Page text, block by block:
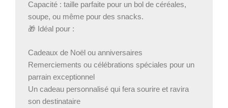
Capacité : taille parfaite pour un bol de céréales,
soupe, ou même pour des snacks.
🎁 Idéal pour :
Cadeaux de Noël ou anniversaires
Remerciements ou célébrations spéciales pour un
parrain exceptionnel
Un cadeau personnalisé qui fera sourire et ravira
son destinataire